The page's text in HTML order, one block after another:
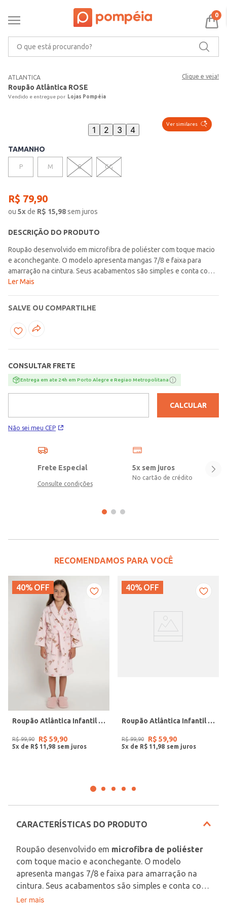
0
ATLANTICA Clique e veja!
Roupão Atlântica ROSE
Lojas Pompéia
Ver similares
1 2 3 4
TAMANHO
P M G GG
R$ 79,90
ou 5xde R$ 15,98sem juros
DESCRIÇÃO DO PRODUTO
Roupão desenvolvido em microfibra de poliéster com toque macio
e aconchegante. O modelo apresenta mangas 7/8 e faixa para
amarração na cintura. Seus acabamentos são simples e conta com
dois bolsos frontais funcionais. Possui tratamento antipilling que é
dias frios, ele mantém as sensações do banho, promove aconchego
para os momentos de relaxamento, além de te manter confortável
enquanto você escolhe a roupa certa. Desperte seus sentidos e
Sofisticata Premium Marca: Atlântica Produto da coleção
Outono/Inverno Lojas Pompéia.com
Ler Mais
SALVE OU COMPARTILHE
CONSULTAR FRETE
Entrega em ate 24h em Porto Alegre e Regiao Metropolitana
Não sei meu CEP
CALCULAR
Frete Especial
Consulte condições
5x sem juros
No cartão de crédito
RECOMENDAMOS PARA VOCÊ
40% OFF
Roupão Atlântica Infantil - ROSA CLARO
R$ 99,90 R$ 59,90
5x de R$ 11 98
40% OFF
Roupão Atlântica Infantil - AZUL CLARO
R$ 99,90 R$ 59,90
5x de R$ 11 98
CARACTERÍSTICAS DO PRODUTO
Roupão desenvolvido em microfibra de poliéster
com toque macio e aconchegante. O modelo
apresenta mangas 7/8 e faixa para amarração na
cintura. Seus acabamentos são simples e conta com
dois bolsos frontais funcionais. Possui tratamento
Tecido: Microfibra
Ler mais